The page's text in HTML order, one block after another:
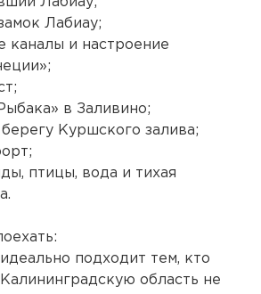
Лабиау;
каналы и настроение
в Заливино;
Куршского залива;
птицы, вода и тихая
подходит тем, кто
область не